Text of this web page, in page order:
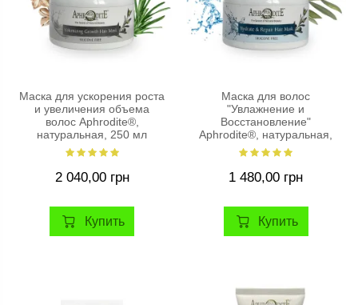
Маска для ускорения роста
и увеличения объема
волос Aphrodite®,
натуральная, 250 мл
2 040,00 грн
Купить
Маска для волос
"Увлажнение и
Восстановление"
Aphrodite®, натуральная,
250 мл
1 480,00 грн
Купить